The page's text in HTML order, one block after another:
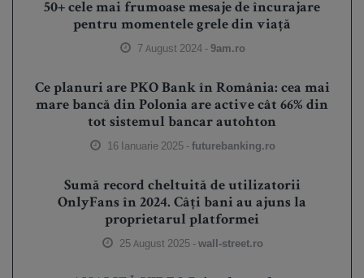
50+ cele mai frumoase mesaje de încurajare
pentru momentele grele din viață
7 August 2024 -9am.ro
Ce planuri are PKO Bank în România: cea mai
mare bancă din Polonia are active cât 66% din
tot sistemul bancar autohton
16 Ianuarie 2025 -futurebanking.ro
Sumă record cheltuită de utilizatorii
OnlyFans în 2024. Câți bani au ajuns la
proprietarul platformei
25 August 2025 -wall-street.ro